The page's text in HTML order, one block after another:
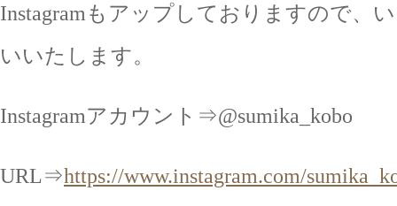
Instagramもアップしておりますので、
いいたします。
Instagramアカウント⇒@sumika_kobo
URL⇒https://www.instagram.com/